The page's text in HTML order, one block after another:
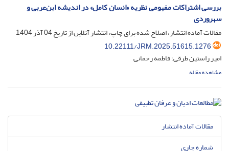
بررسی اشتراکات مفهومی نظریه «انسان کامل» در اندیشه ابن‌عربی و
سهروردی
مقالات آماده انتشار، اصلاح شده برای چاپ، انتشار آنلاین از تاریخ04 آذر 1404
10.22111/JRM.2025.51615.1276
امیر راستین طرقی؛ فاطمه رحمانی
مشاهده مقاله
مقالات آماده انتشار
شماره جاری